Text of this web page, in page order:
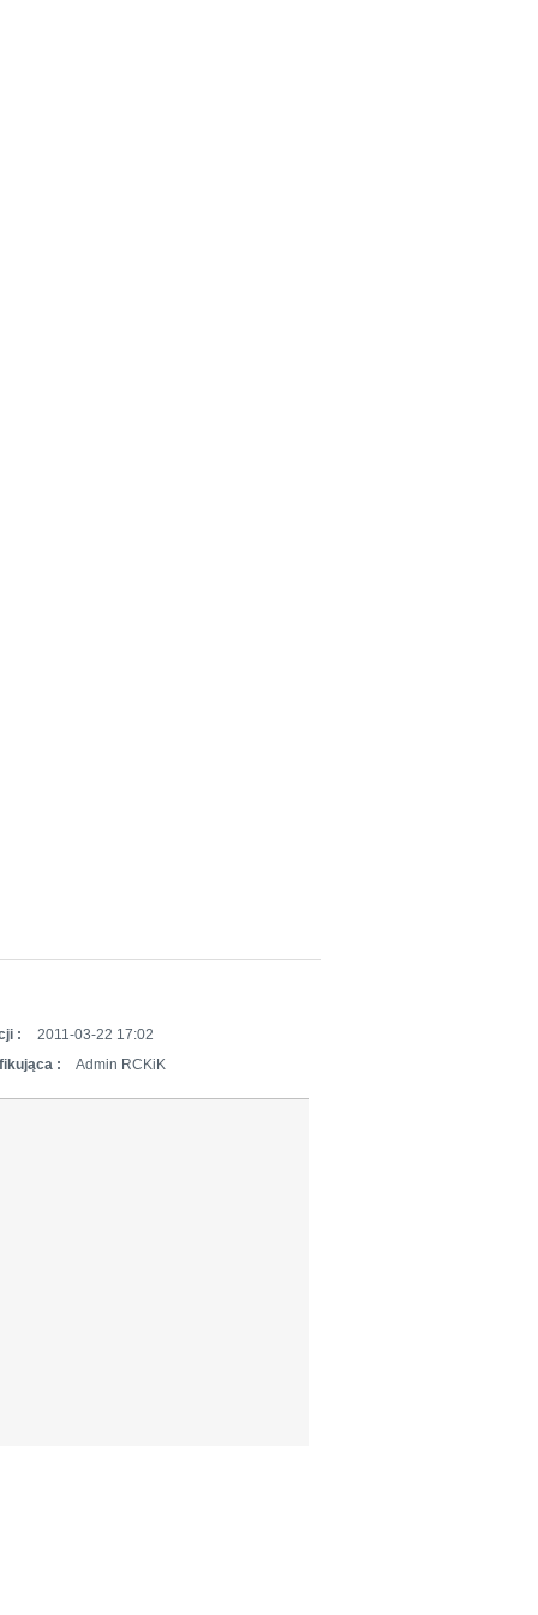
:
2011-03-22 17:02
:
Admin RCKiK